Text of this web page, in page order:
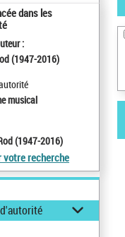
dans les
:
(1947-2016)
musical
(1947-2016)
votre recherche